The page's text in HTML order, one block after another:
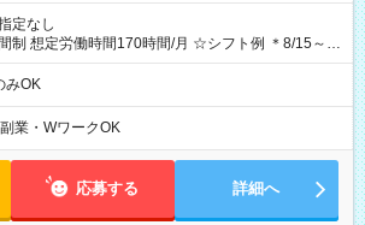
定なし
定労働時間170時間/月 ☆シフト例 ＊8/15～
通 08：00～12：00 17：00～21：00 ＊8/31
シフトもあります！ 12：00～16：00 ＊9/6～
みOK
業・WワークOK
応募する 詳細へ